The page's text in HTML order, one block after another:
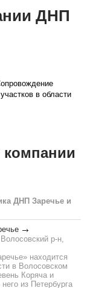
ДНП
в области
компании
ДНП Заречье и
р-н,
находится
в Волосовском
Коряча и
из Петербурга